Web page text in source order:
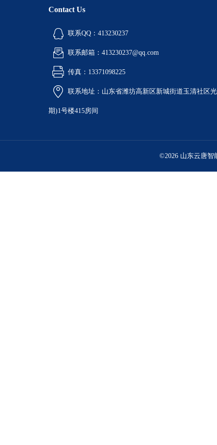
Contact Us
联系QQ：413230237
联系邮箱：413230237@qq.com
传真：13371098225
联系地址：山东省潍坊高新区新城街道玉清社区
期)1号楼415房间
©2026 山东云唐